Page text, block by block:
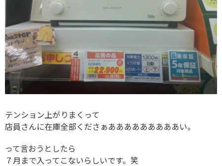
テンション上がりまくって
店員さんに在庫全部くださぁあああああああああい。
って言おうとしたら
７月まで入ってこないらしいです。笑